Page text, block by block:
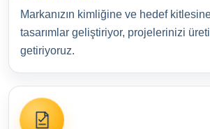
Markanızın kimliğine ve hedef
tasarımlar geliştiriyor, projelerinizi
getiriyoruz.